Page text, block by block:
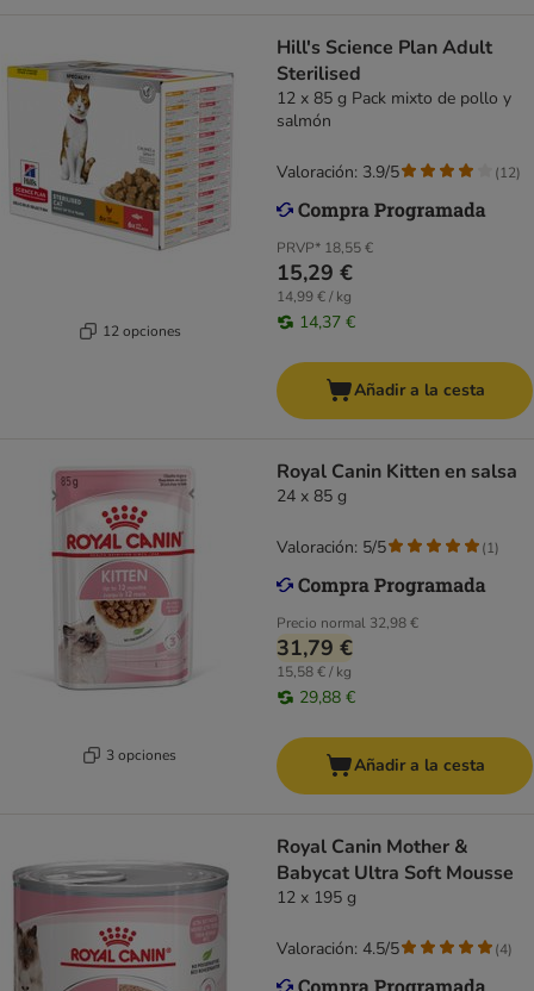
12 opciones
Hill's Science Plan Adult
Sterilised
12 x 85 g Pack mixto de pollo y
salmón
PRVP* 18,55 €
15,29 €
14,99 € / kg
14,37 €
Valoración: 3.9/5 (12)
Añadir a la cesta
3 opciones
Royal Canin Kitten en salsa
24 x 85 g
Precio normal 32,98 €
31,79 €
15,58 € / kg
29,88 €
Valoración: 5/5 (1)
Añadir a la cesta
Royal Canin Mother &
Babycat Ultra Soft Mousse
12 x 195 g
Valoración: 4.5/5 (4)